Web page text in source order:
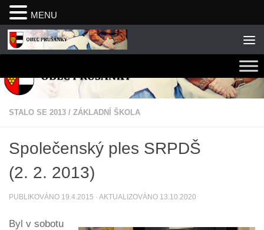
Skip to content
STALO SE 2013 / ZÁKLADNÍ ŠKOLA
Společenský ples SRPDŠ
(2. 2. 2013)
PUBLIKOVÁNO 19.4.2015 · AKTUALIZOVÁNO 13.10.2020
Byl v sobotu
MENU